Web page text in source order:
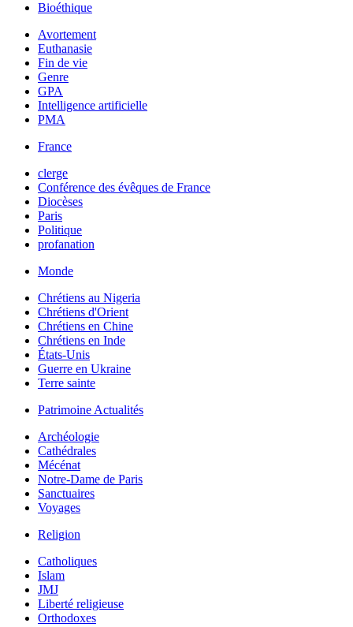
Bioéthique
Avortement
Euthanasie
Fin de vie
Genre
GPA
Intelligence artificielle
PMA
France
clerge
Conférence des évêques de France
Diocèses
Paris
Politique
profanation
Monde
Chrétiens au Nigeria
Chrétiens d'Orient
Chrétiens en Chine
Chrétiens en Inde
États-Unis
Guerre en Ukraine
Terre sainte
Patrimoine Actualités
Archéologie
Cathédrales
Mécénat
Notre-Dame de Paris
Sanctuaires
Voyages
Religion
Catholiques
Islam
JMJ
Liberté religieuse
Orthodoxes